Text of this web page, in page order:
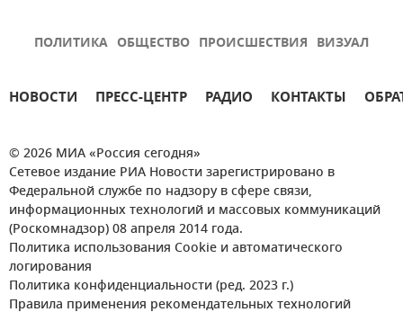
ПОЛИТИКА ОБЩЕСТВО ПРОИСШЕСТВИЯ ВИЗУАЛ
НОВОСТИ ПРЕСС-ЦЕНТР РАДИО КОНТАКТЫ
© 2026 МИА «Россия сегодня»
Сетевое издание РИА Новости зарегистрировано в
Федеральной службе по надзору в сфере связи,
информационных технологий и массовых коммуникаций
(Роскомнадзор) 08 апреля 2014 года.
Политика использования Cookie и автоматического
логирования
Политика конфиденциальности (ред. 2023 г.)
Правила применения рекомендательных технологий